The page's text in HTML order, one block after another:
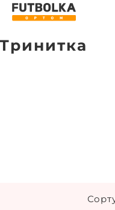
Тринитка